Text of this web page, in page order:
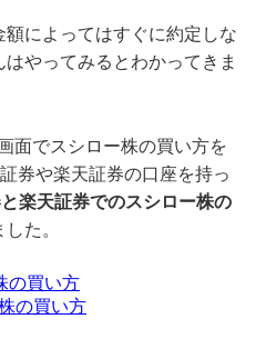
によってはすぐに約定しな
やってみるとわかってきま
面でスシロー株の買い方を
券や楽天証券の口座を持っ
楽天証券でのスシロー株の
た。
の買い方
の買い方